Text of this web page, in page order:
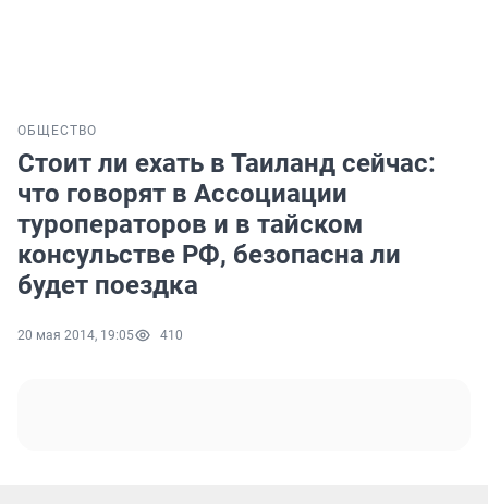
ОБЩЕСТВО
Стоит ли ехать в Таиланд сейчас:
что говорят в Ассоциации
туроператоров и в тайском
консульстве РФ, безопасна ли
будет поездка
20 мая 2014, 19:05 410